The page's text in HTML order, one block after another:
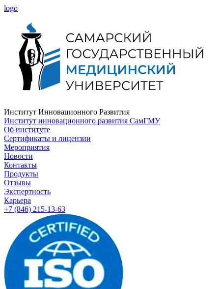
logo
Институт Инновационного Развития
Институт инновационного развития СамГМУ
Об институте
Сертификаты и лицензии
Мероприятия
Новости
Контакты
Продукты
Отзывы
Экспертность
Карьера
+7 (846) 215-13-63